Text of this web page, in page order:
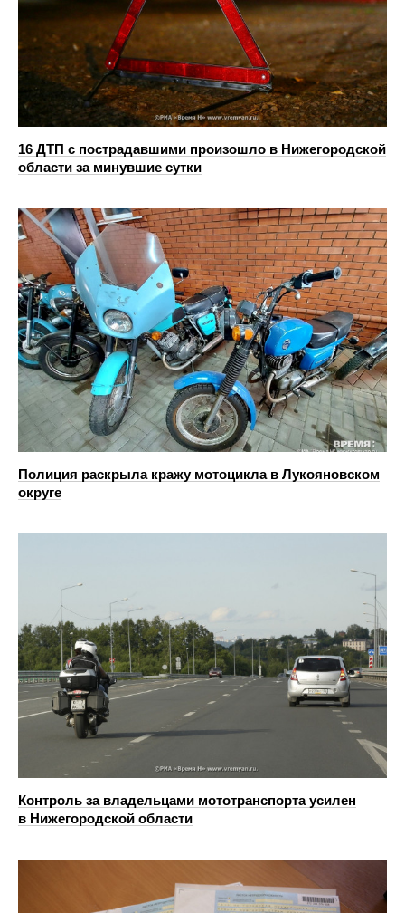
16 ДТП с пострадавшими произошло в Нижегородской
области за минувшие сутки
Полиция раскрыла кражу мотоцикла в Лукояновском
округе
Контроль за владельцами мототранспорта усилен
в Нижегородской области